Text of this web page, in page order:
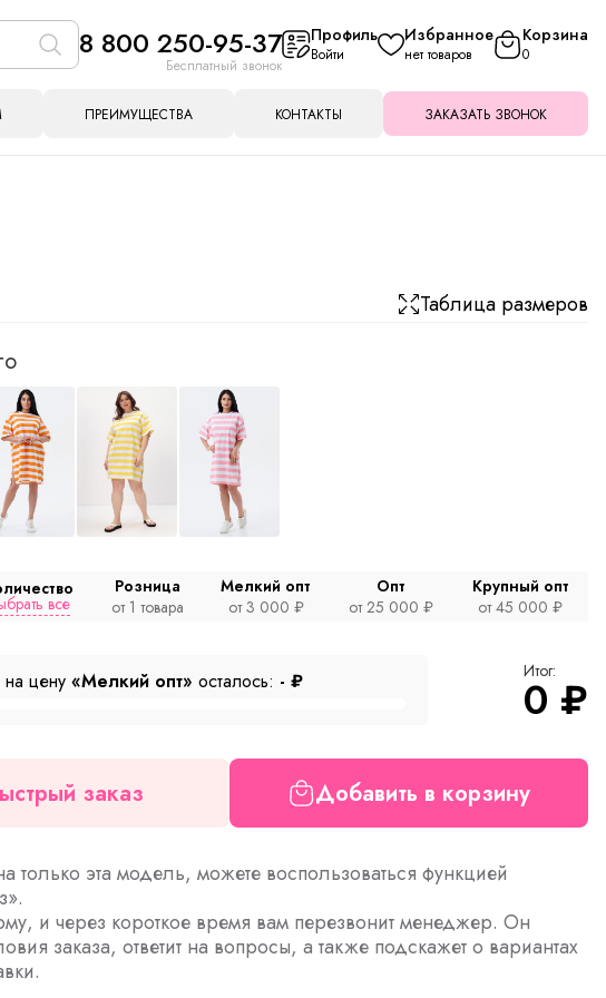
8 800 250-95-37
Бесплатный звонок
Профиль
Войти
Избранное
нет товаров
Корзина
0
ПРЕИМУЩЕСТВА КОНТАКТЫ ЗАКАЗАТЬ ЗВОНОК
Таблица размеров
все
Розница
от 1 товара
Мелкий опт
от 3 000 ₽
Опт
от 25 000 ₽
Крупный опт
от 45 000 ₽
цену «Мелкий опт» осталось: - ₽ Итог:
0 ₽
заказ Добавить в корзину
только эта модель, можете воспользоваться функцией
и через короткое время вам перезвонит менеджер. Он
заказа, ответит на вопросы, а также подскажет о вариантах